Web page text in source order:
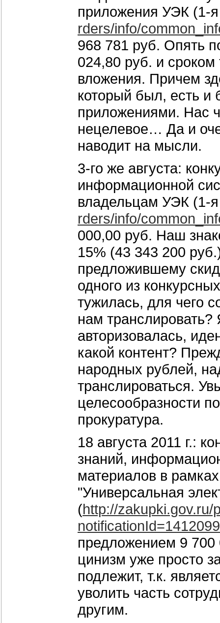
приложения УЭК (1-
rders/info/
968 781 руб. Опять
024,80 руб. и
вложения. Причем
который был, есть и
приложениями. Нас
нецелевое… Да и
наводит на мысли.
3-го же августа:
информационной
владельцам УЭК (1-
rders/info/
000,00 руб. Наш
15% (43 343 200
предложившему
одного из
тужилась, для чего
нам
авторизовалась,
какой контент?
народных рублей,
транслироваться.
целесообразности
прокуратура.
18 августа 2011 г.:
знаний,
материалов в
"Универсальная
(http://zakupki.gov.ru/
notificationId=1412099
предложением 9 700
цинизм уже просто
подлежит, т.к.
уволить часть
другим.